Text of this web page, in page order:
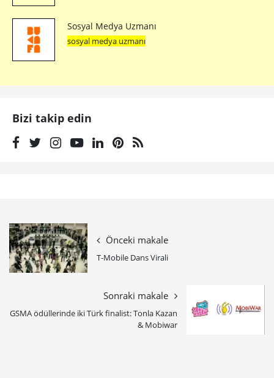
Sosyal Medya Uzmanı
sosyal medya uzmanı
Bizi takip edin
Önceki makale
T-Mobile Dans Virali
Sonraki makale
GSMA ödüllerinde iki Türk finalist: Tonla Kazan
& Mobiwar